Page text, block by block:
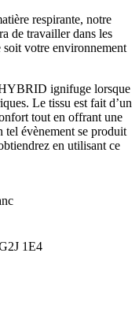
respirante, notre
de travailler dans les
votre environnement
ignifuge lorsque
Le tissu est fait d’un
tout en offrant une
tel évènement se produit
en utilisant ce
1E4